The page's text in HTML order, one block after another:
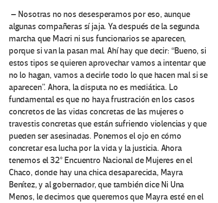
– Nosotras no nos desesperamos por eso, aunque
algunas compañeras sí jaja. Ya después de la segunda
marcha que Macri ni sus funcionarios se aparecen,
porque si van la pasan mal. Ahí hay que decir: “Bueno, si
estos tipos se quieren aprovechar vamos a intentar que
no lo hagan, vamos a decirle todo lo que hacen mal si se
aparecen”. Ahora, la disputa no es mediática. Lo
fundamental es que no haya frustración en los casos
concretos de las vidas concretas de las mujeres o
travestis concretas que están sufriendo violencias y que
pueden ser asesinadas. Ponemos el ojo en cómo
concretar esa lucha por la vida y la justicia. Ahora
tenemos el 32° Encuentro Nacional de Mujeres en el
Chaco, donde hay una chica desaparecida, Mayra
Benítez, y al gobernador, que también dice Ni Una
Menos, le decimos que queremos que Mayra esté en el